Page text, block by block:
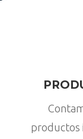
productos